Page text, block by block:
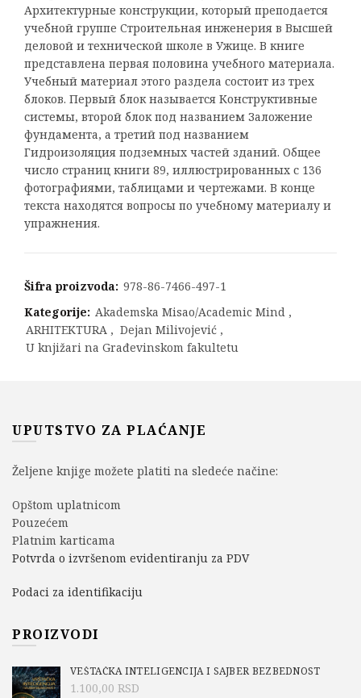
Архитектурные конструкции, который преподается
учебной группе Строительная инженерия в Высшей
деловой и технической школе в Ужице. В книге
представлена первая половина учебного материала.
Учебный материал этого раздела состоит из трех
блоков. Первый блок называется Конструктивные
системы, второй блок под названием Заложение
фундамента, а третий под названием
Гидроизоляция подземных частей зданий. Общее
число страниц книги 89, иллюстрированных с 136
фотографиями, таблицами и чертежами. В конце
текста находятся вопросы по учебному материалу и
упражнения.
Šifra proizvoda: 978-86-7466-497-1
Kategorije: Akademska Misao/Academic Mind ,
ARHITEKTURA , Dejan Milivojević ,
U knjižari na Građevinskom fakultetu
UPUTSTVO ZA PLAĆANJE
Željene knjige možete platiti na sledeće načine:
Opštom uplatnicom
Pouzećem
Platnim karticama
Potvrda o izvršenom evidentiranju za PDV
Podaci za identifikaciju
PROIZVODI
VEŠTAČKA INTELIGENCIJA I SAJBER BEZBEDNOST
1.100,00 RSD